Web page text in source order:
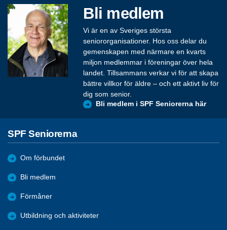
Bli medlem
Vi är en av Sveriges största
seniororganisationer. Hos oss delar du
gemenskapen med närmare en kvarts
miljon medlemmar i föreningar över hela
landet. Tillsammans verkar vi för att skapa
bättre villkor för äldre – och ett aktivt liv för
dig som senior.
Bli medlem i SPF Seniorerna här
SPF Seniorerna
Om förbundet
Bli medlem
Förmåner
Utbildning och aktiviteter